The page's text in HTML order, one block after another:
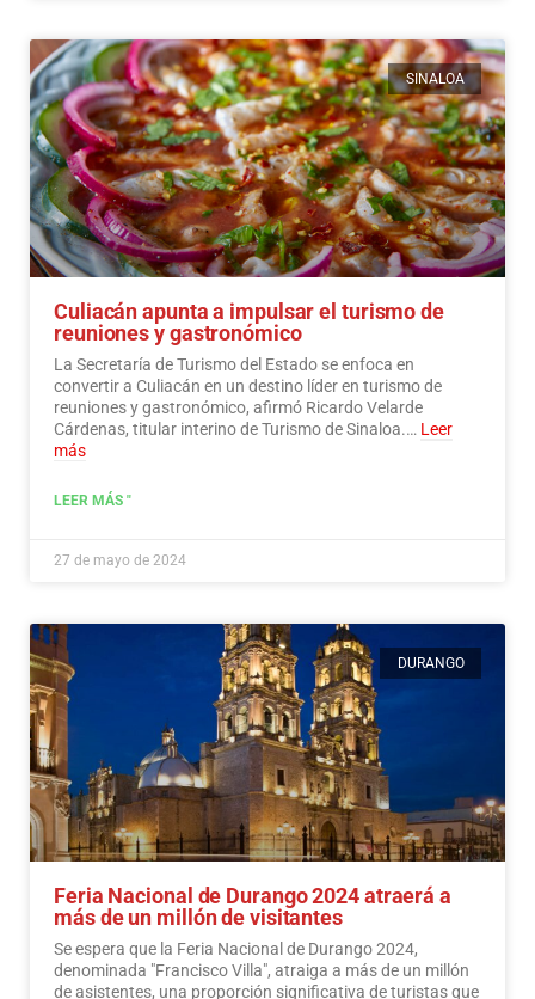
SINALOA
Culiacán apunta a impulsar el turismo de
reuniones y gastronómico
La Secretaría de Turismo del Estado se enfoca en
convertir a Culiacán en un destino líder en turismo de
reuniones y gastronómico, afirmó Ricardo Velarde
Cárdenas, titular interino de Turismo de Sinaloa.… Leer
más
LEER MÁS "
27 de mayo de 2024
DURANGO
Feria Nacional de Durango 2024 atraerá a
más de un millón de visitantes
Se espera que la Feria Nacional de Durango 2024,
denominada "Francisco Villa", atraiga a más de un millón
de asistentes, una proporción significativa de turistas que